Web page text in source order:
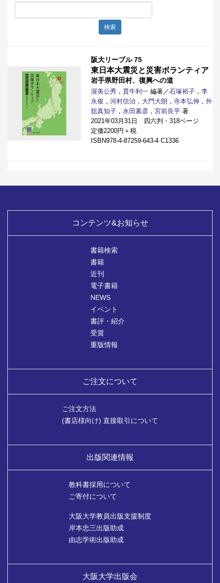
検索
阪大リーブル 75
東日本大震災と災害ボランティア
岩手県野田村、復興への道
渥美公秀 ， 貫牛利一 編著／石塚裕子 ， 李
永俊 ， 河村信治 ， 大門大朗 ， 寺本弘伸 ， 外
舘真知子 ， 永田素彦 ， 宮前良平 著
2021年03月31日 四六判・318ページ
定価2200円＋税
ISBN978-4-87259-643-4 C1336
コンテンツ&お知らせ
書籍検索
書籍
近刊
電子書籍
NEWS
イベント
書評・紹介
受賞
重版情報
ご注文について
ご注文方法
(書店様向け) 直接取引について
出版関連情報
教科書採用について
ご寄付について
大阪大学教員出版支援制度
岸本忠三出版助成
由志学術出版助成
大阪大学出版会